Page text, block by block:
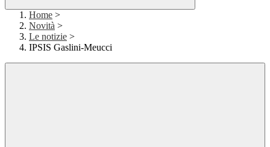
Home >
Novità >
Le notizie >
IPSIS Gaslini-Meucci